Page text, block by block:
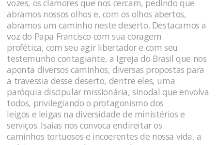
vozes, os clamores que nos cercam, pedindo que
abramos nossos olhos e, com os olhos abertos,
abramos um caminho neste deserto. Destacamos a
voz do Papa Francisco com sua coragem
profética, com seu agir libertador e com seu
testemunho contagiante, a Igreja do Brasil que nos
aponta diversos caminhos, diversas propostas para
a travessia desse deserto, dentre eles, uma
paróquia discipular missionária, sinodal que envolva
todos, privilegiando o protagonismo dos
leigos e leigas na diversidade de ministérios e
serviços. Isaías nos convoca endireitar os
caminhos tortuosos e incoerentes de nossa vida, a